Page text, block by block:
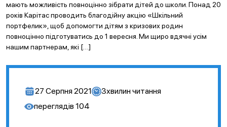
мають можливість повноцінно зібрати дітей до школи. Понад 20
років Карітас проводить благодійну акцію «Шкільний
портфелик», щоб допомогти дітям з кризових родин
повноцінно підготуватись до 1 вересня. Ми щиро вдячні усім
нашим партнерам, які […]
27 Серпня 2021 3хвилин читання
переглядів 104